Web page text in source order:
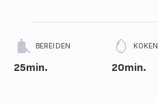
BEREIDEN
25min.
KOKEN
20min.